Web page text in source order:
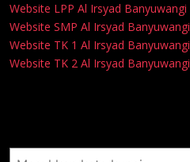
Website LPP Al Irsyad Banyuwangi
Website SMP Al Irsyad Banyuwangi
Website TK 1 Al Irsyad Banyuwangi
Website TK 2 Al Irsyad Banyuwangi